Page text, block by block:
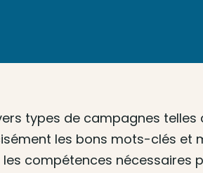
types de campagnes telles
les bons mots-clés et
compétences nécessaires